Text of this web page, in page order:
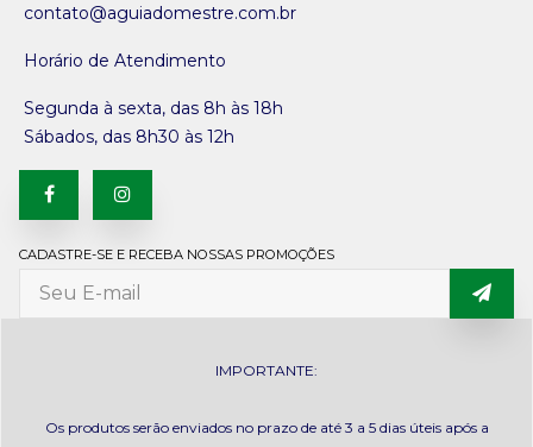
contato@aguiadomestre.com.br
Horário de Atendimento
Segunda à sexta, das 8h às 18h
Sábados, das 8h30 às 12h
CADASTRE-SE E RECEBA NOSSAS PROMOÇÕES
IMPORTANTE:
Os produtos serão enviados no prazo de até 3 a 5 dias úteis após a